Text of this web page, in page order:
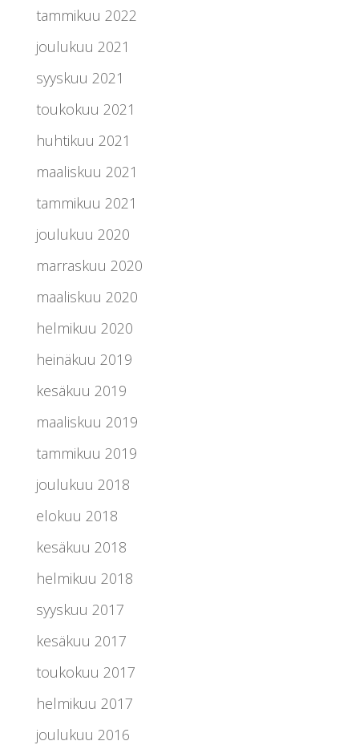
tammikuu 2022
joulukuu 2021
syyskuu 2021
toukokuu 2021
huhtikuu 2021
maaliskuu 2021
tammikuu 2021
joulukuu 2020
marraskuu 2020
maaliskuu 2020
helmikuu 2020
heinäkuu 2019
kesäkuu 2019
maaliskuu 2019
tammikuu 2019
joulukuu 2018
elokuu 2018
kesäkuu 2018
helmikuu 2018
syyskuu 2017
kesäkuu 2017
toukokuu 2017
helmikuu 2017
joulukuu 2016